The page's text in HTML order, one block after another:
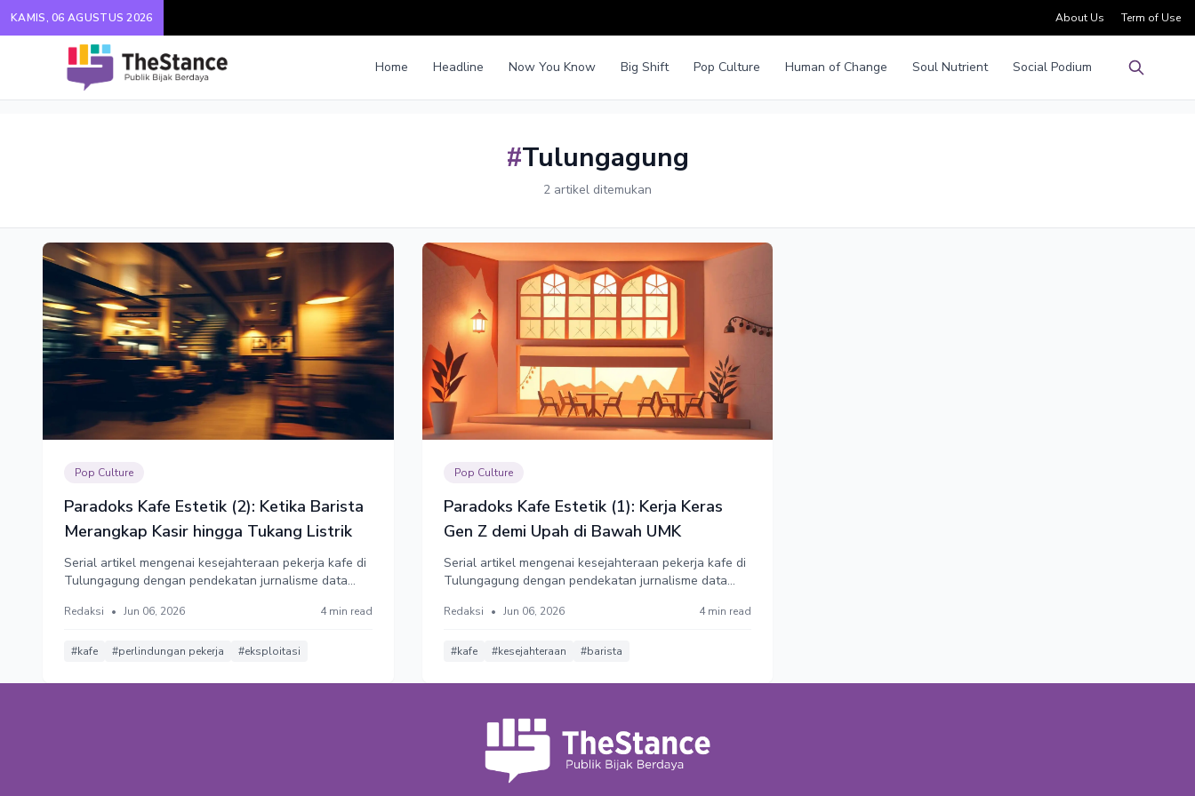
KAMIS, 06 AGUSTUS 2026 About Us Term of Use
Home Headline Now You Know Big Shift Pop Culture Human of Change Soul Nutrient
Social Podium
#Tulungagung
2 artikel ditemukan
Pop Culture
Paradoks Kafe Estetik (2): Ketika Barista
Merangkap Kasir hingga Tukang Listrik
Serial artikel mengenai kesejahteraan pekerja kafe di
Tulungagung dengan pendekatan jurnalisme data
N=32 responden valid) yang dilakukan pertengahan
lingkungan kampus.
Redaksi • Jun 06, 2026 4 min read
#kafe #perlindungan pekerja #eksploitasi
Pop Culture
Paradoks Kafe Estetik (1): Kerja Keras
Gen Z demi Upah di Bawah UMK
Serial artikel mengenai kesejahteraan pekerja kafe di
Tulungagung dengan pendekatan jurnalisme data
N=32 responden valid) yang dilakukan pertengahan
lingkungan kampus.
Redaksi • Jun 06, 2026 4 min read
#kafe #kesejahteraan #barista